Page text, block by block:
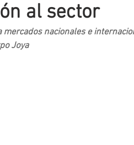
al sector
mercados nacionales e
Joya